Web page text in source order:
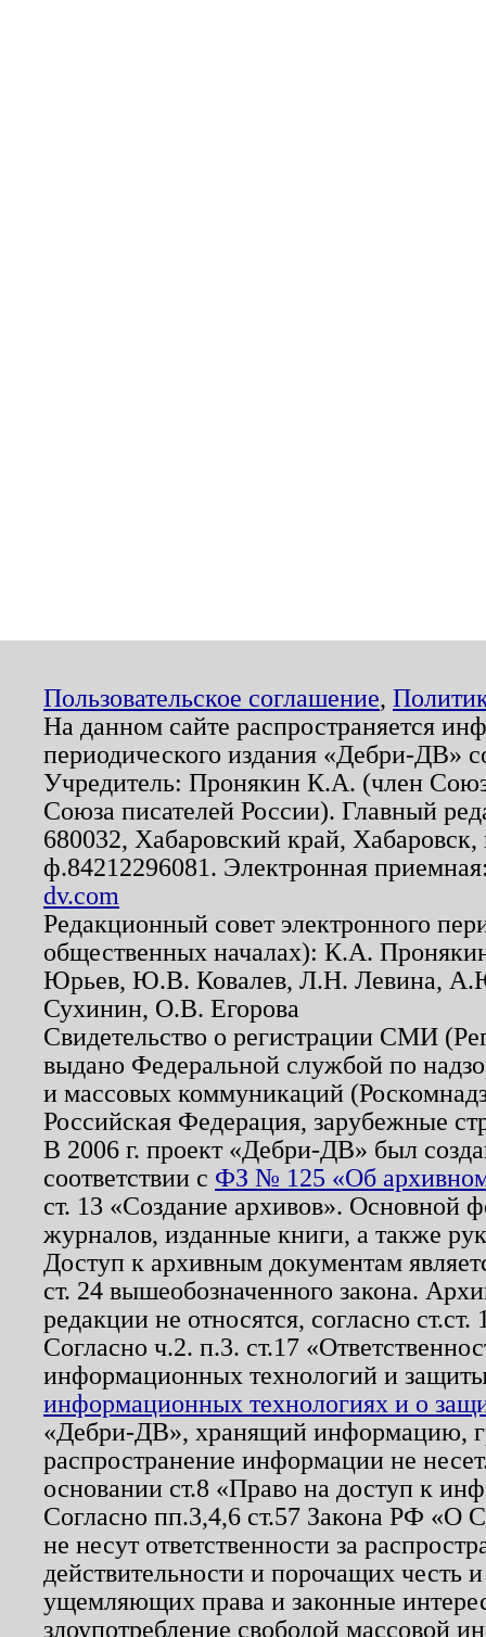
Пользовательское соглашение,
На данном сайте распространяется
периодического издания «Дебри-ДВ»
Учредитель: Пронякин К.А. (член
Союза писателей России). Главный
680032, Хабаровский край,
ф.84212296081. Электронная
dv.com
Редакционный совет электронного
общественных началах): К.А.
Юрьев, Ю.В. Ковалев, Л.Н. Левина,
Сухинин, О.В. Егорова
Свидетельство о регистрации СМИ
выдано Федеральной службой по
и массовых коммуникаций
Российская Федерация, зарубежные
В 2006 г. проект «Дебри-ДВ» был
соответствии с ФЗ № 125 «Об
ст. 13 «Создание архивов». Основной
журналов, изданные книги, а также
Доступ к архивным документам
ст. 24 вышеобозначенного закона.
редакции не относятся, согласно
Согласно ч.2. п.3. ст.17
информационных технологий и
информационных технологиях и о
«Дебри-ДВ», хранящий информацию,
распространение информации не
основании ст.8 «Право на доступ к
Согласно пп.3,4,6 ст.57 Закона РФ «О
не несут ответственности за
действительности и порочащих честь
ущемляющих права и законные
злоупотребление свободой массовой